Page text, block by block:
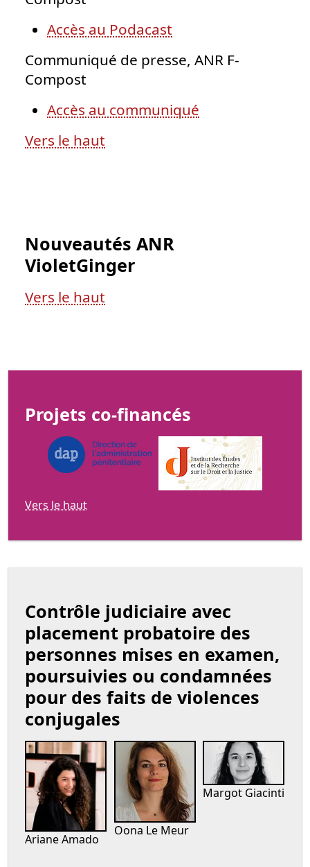
Accès au Podacast
Communiqué de presse, ANR F-
Compost
Accès au communiqué
Vers le haut
Nouveautés ANR
VioletGinger
Vers le haut
Projets co-financés
Vers le haut
Contrôle judiciaire avec
placement probatoire des
personnes mises en examen,
poursuivies ou condamnées
pour des faits de violences
conjugales
Ariane Amado
Oona Le Meur
Margot Giacinti